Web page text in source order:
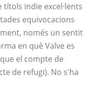
títols indie excel·lents
equivocacions
només un sentit
en què Valve es
el compte de
de refugi). No s'ha